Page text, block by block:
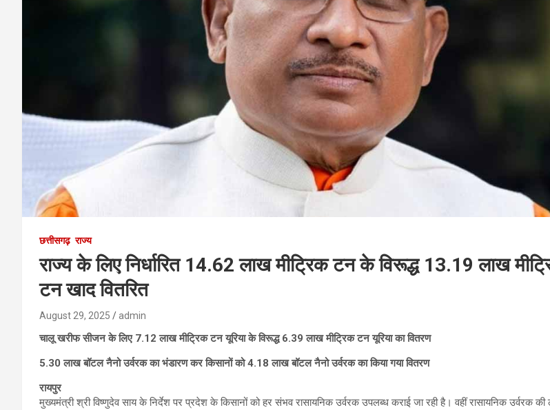
छत्तीसगढ़ राज्य
राज्य के लिए निर्धारित 14.62 लाख मीट्रिक टन के विरूद्ध 13.19 लाख
टन खाद वितरित
August 29, 2025 admin
चालू खरीफ सीजन के लिए 7.12 लाख मीट्रिक टन यूरिया के विरूद्ध 6.39 लाख मीट्रिक टन यूरिया का वितरण
5.30 लाख बॉटल नैनो उर्वरक का भंडारण कर किसानों को 4.18 लाख बॉटल नैनो उर्वरक का किया गया वितरण
रायपुर
मुख्यमंत्री श्री विष्णुदेव साय के निर्देश पर प्रदेश के किसानों को हर संभव रासायनिक उर्वरक उपलब्ध कराई जा रही है। वहीं रासायनिक उर्वरक की